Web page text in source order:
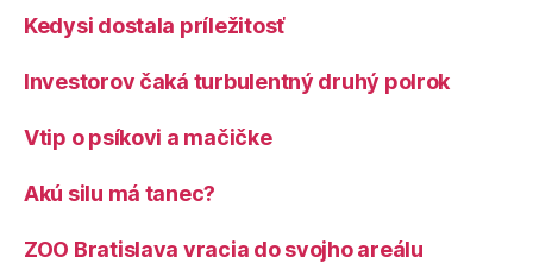
Kedysi dostala príležitosť
Investorov čaká turbulentný druhý polrok
Vtip o psíkovi a mačičke
Akú silu má tanec?
ZOO Bratislava vracia do svojho areálu